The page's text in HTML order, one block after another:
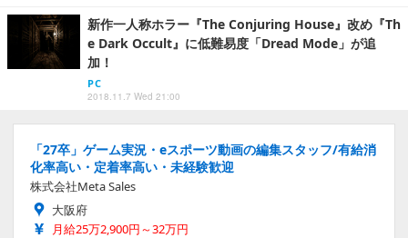
新作一人称ホラー『The Conjuring House』改め『Th
e Dark Occult』に低難易度「Dread Mode」が追
加！
PC
2018.11.7 Wed 21:00
「27卒」ゲーム実況・eスポーツ動画の編集スタッフ/有給消
化率高い・定着率高い・未経験歓迎
株式会社Meta Sales
大阪府
月給25万2,900円～32万円